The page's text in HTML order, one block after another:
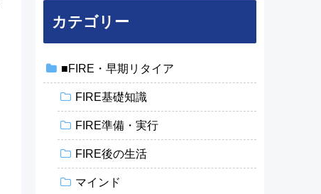
カテゴリー
■FIRE・早期リタイア
FIRE基礎知識
FIRE準備・実行
FIRE後の生活
マインド